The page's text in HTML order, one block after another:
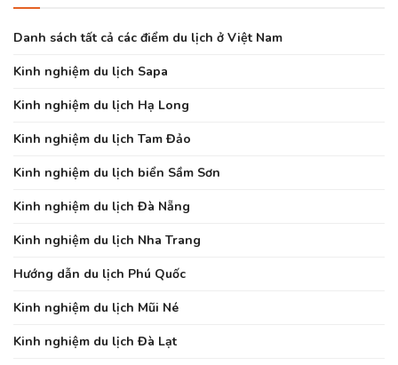
Danh sách tất cả các điểm du lịch ở Việt Nam
Kinh nghiệm du lịch Sapa
Kinh nghiệm du lịch Hạ Long
Kinh nghiệm du lịch Tam Đảo
Kinh nghiệm du lịch biển Sầm Sơn
Kinh nghiệm du lịch Đà Nẵng
Kinh nghiệm du lịch Nha Trang
Hướng dẫn du lịch Phú Quốc
Kinh nghiệm du lịch Mũi Né
Kinh nghiệm du lịch Đà Lạt